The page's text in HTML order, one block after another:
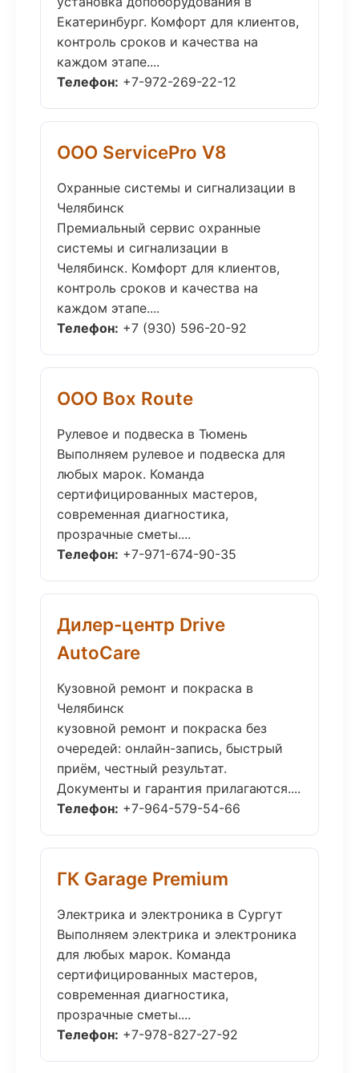
Екатеринбург. Комфорт для клиентов,
контроль сроков и качества на
каждом этапе....
Телефон: +7-972-269-22-12
ООО ServicePro V8
Охранные системы и сигнализации в
Челябинск
Премиальный сервис охранные
системы и сигнализации в
Челябинск. Комфорт для клиентов,
контроль сроков и качества на
каждом этапе....
Телефон: +7 (930) 596-20-92
ООО Box Route
Рулевое и подвеска в Тюмень
Выполняем рулевое и подвеска для
любых марок. Команда
сертифицированных мастеров,
современная диагностика,
прозрачные сметы....
Телефон: +7-971-674-90-35
Дилер-центр Drive
AutoCare
Кузовной ремонт и покраска в
Челябинск
кузовной ремонт и покраска без
очередей: онлайн-запись, быстрый
приём, честный результат.
Документы и гарантия прилагаются....
Телефон: +7-964-579-54-66
ГК Garage Premium
Электрика и электроника в Сургут
Выполняем электрика и электроника
для любых марок. Команда
сертифицированных мастеров,
современная диагностика,
прозрачные сметы....
Телефон: +7-978-827-27-92